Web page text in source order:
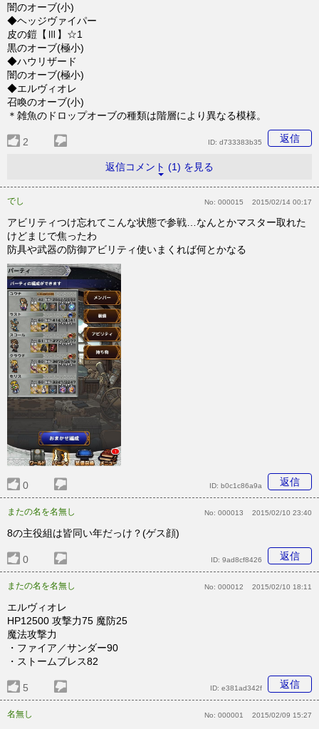
闇のオーブ(小)
◆ヘッジヴァイパー
皮の鎧【Ⅲ】☆1
黒のオーブ(極小)
◆ハウリザード
闇のオーブ(極小)
◆エルヴィオレ
召喚のオーブ(小)
＊雑魚のドロップオーブの種類は階層により異なる模様。
2 返信
ID: d733383b35
返信コメント (1) を見る
でし No: 000015 2015/02/14 00:17
アビリティつけ忘れてこんな状態で参戦…なんとかマスター取れた
けどまじで焦ったわ
防具や武器の防御アビリティ使いまくれば何とかなる
0 返信
ID: b0c1c86a9a
またの名を名無し No: 000013 2015/02/10 23:40
8の主役組は皆同い年だっけ？(ゲス顔)
0 返信
ID: 9ad8cf8426
またの名を名無し No: 000012 2015/02/10 18:11
エルヴィオレ
HP12500 攻撃力75 魔防25
魔法攻撃力
・ファイア／サンダー90
・ストームブレス82
5 返信
ID: e381ad342f
名無し No: 000001 2015/02/09 15:27